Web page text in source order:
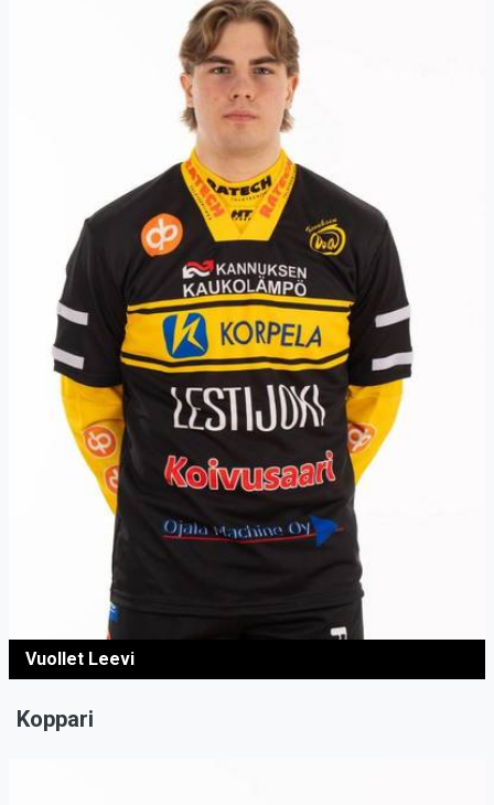
Vuollet Leevi
Koppari